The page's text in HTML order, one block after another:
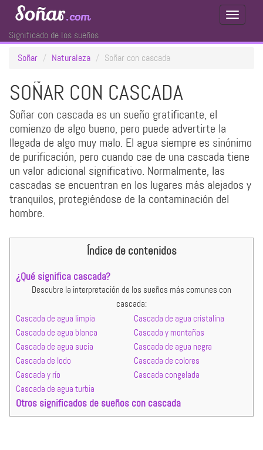
Toggle
Soñar.com
Significado de los sueños
Soñar
Naturaleza Soñar con cascada
SOÑAR CON CASCADA
Soñar con cascada es un sueño gratificante, el
comienzo de algo bueno, pero puede advertirte la
llegada de algo muy malo. El agua siempre es sinónimo
de purificación, pero cuando cae de una cascada tiene
un valor adicional significativo. Normalmente, las
cascadas se encuentran en los lugares más alejados y
tranquilos, protegiéndose de la contaminación del
hombre.
Índice de contenidos
¿Qué significa cascada?
Descubre la interpretación de los sueños más comunes con
cascada:
Cascada de agua limpia
Cascada de agua cristalina
Cascada de agua blanca
Cascada y montañas
Cascada de agua sucia
Cascada de agua negra
Cascada de lodo
Cascada de colores
Cascada y río
Cascada congelada
Cascada de agua turbia
Otros significados de sueños con cascada